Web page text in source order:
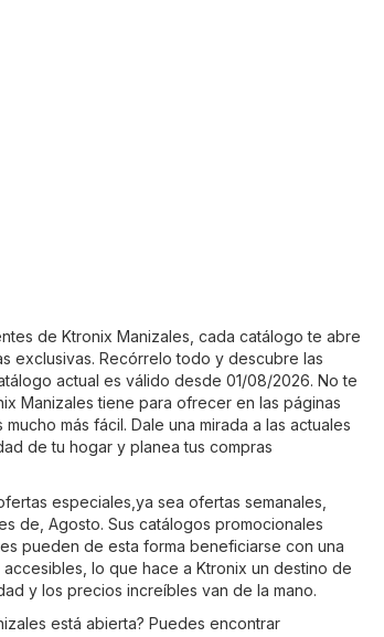
de Ktronix Manizales, cada catálogo te abre
exclusivas. Recórrelo todo y descubre las
actual es válido desde 01/08/2026. No te
Manizales tiene para ofrecer en las páginas
más fácil. Dale una mirada a las actuales
de tu hogar y planea tus compras
especiales,ya sea ofertas semanales,
de, Agosto. Sus catálogos promocionales
pueden de esta forma beneficiarse con una
lo que hace a Ktronix un destino de
y los precios increíbles van de la mano.
está abierta? Puedes encontrar